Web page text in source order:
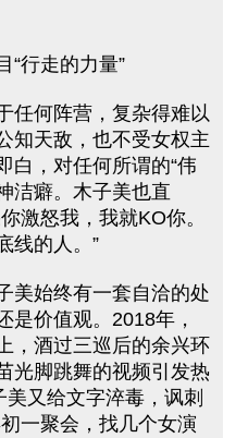
“行走的力量”
任何阵营，复杂得难以
知天敌，也不受女权主
白，对任何所谓的“伟
洁癖。木子美也直
激怒我，我就KO你。
线的人。”
美始终有一套自洽的处
是价值观。2018年，
，酒过三巡后的余兴环
光脚跳舞的视频引发热
美又给文字淬毒，讽刺
一聚会，找几个女演